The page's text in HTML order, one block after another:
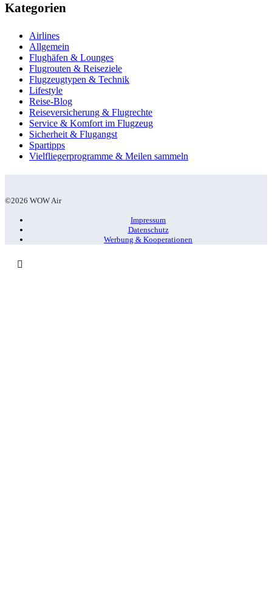
Kategorien
Airlines
Allgemein
Flughäfen & Lounges
Flugrouten & Reiseziele
Flugzeugtypen & Technik
Lifestyle
Reise-Blog
Reiseversicherung & Flugrechte
Service & Komfort im Flugzeug
Sicherheit & Flugangst
Spartipps
Vielfliegerprogramme & Meilen sammeln
©2026 WOW Air
Impressum
Datenschutz
Werbung & Kooperationen